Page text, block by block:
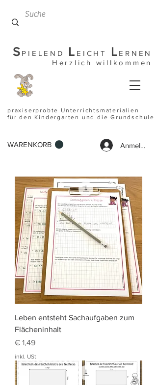
S PIELEND L EICHT L ERNEN
Herzlich willkommen
praxiserprobte Unterrichtsmaterialien
für den Kindergarten und die Grundschule
WARENKORB Anmelden
Leben entsteht Sachaufgaben zum
Flächeninhalt
Preis
€ 1,49
inkl. USt